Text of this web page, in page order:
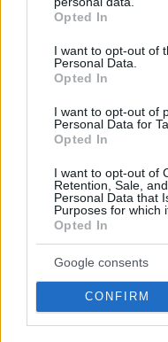
grant or deny consent
use your data for below
consent section.
Opted In
I want to opt-out of
Personal Data.
Opted In
I want to opt-out of
Personal Data for
Opted In
I want to opt-out of
Retention, Sale,
Personal Data that
Purposes for which
Opted In
Google consents
CONFIRM
Cut The Rope
ΔΕΙΤΕ ΟΛΑ ΤΑ
Best of